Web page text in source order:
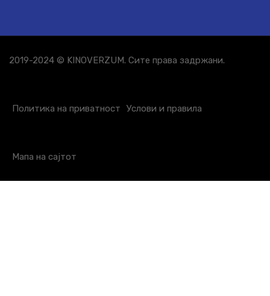
2019-2024 © KINOVERZUM. Сите права задржани.
Политика на приватност Услови и правила
Мапа на сајтот